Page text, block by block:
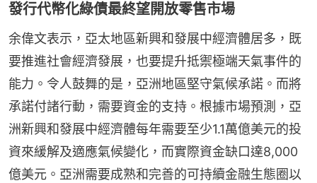
發行代幣化綠債最終望開放零售市場
余偉文表示，亞太地區新興和發展中經濟體居多，既
要推進社會經濟發展，也要提升抵禦極端天氣事件的
能力。令人鼓舞的是，亞洲地區堅守氣候承諾。而將
承諾付諸行動，需要資金的支持。根據市場預測，亞
洲新興和發展中經濟體每年需要至少1.1萬億美元的投
資來緩解及適應氣候變化，而實際資金缺口達8,000
億美元。亞洲需要成熟和完善的可持續金融生態圈以